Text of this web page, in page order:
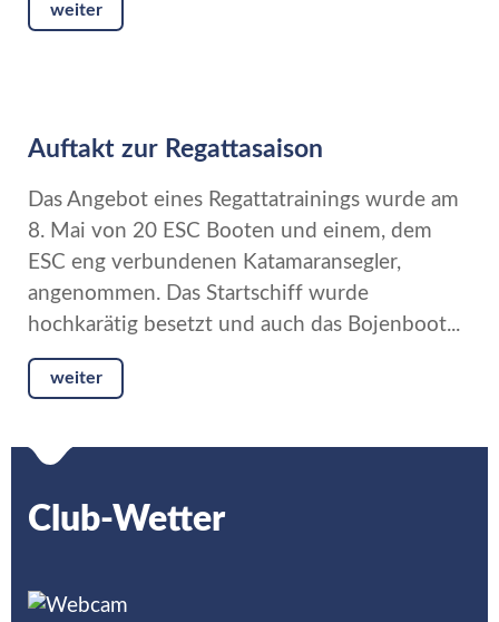
weiter
Auftakt zur Regattasaison
Das Angebot eines Regattatrainings wurde am
8. Mai von 20 ESC Booten und einem, dem
ESC eng verbundenen Katamaransegler,
angenommen. Das Startschiff wurde
hochkarätig besetzt und auch das Bojenboot...
weiter
Club-Wetter